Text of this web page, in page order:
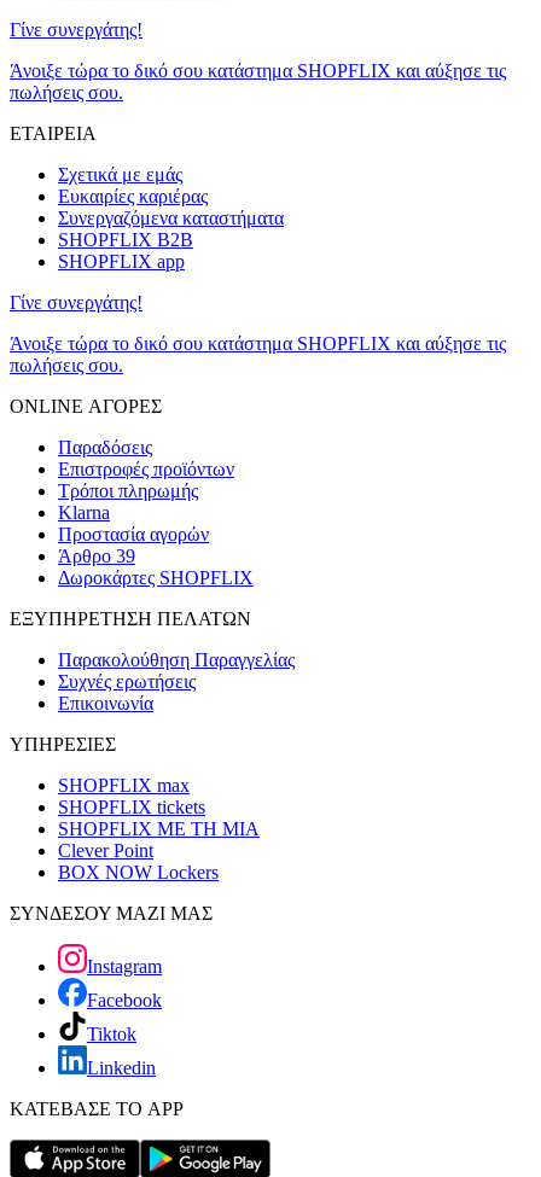
Γίνε συνεργάτης!
Άνοιξε τώρα το δικό σου κατάστημα SHOPFLIX και αύξησε τις
πωλήσεις σου.
ΕΤΑΙΡΕΙΑ
Σχετικά με εμάς
Ευκαιρίες καριέρας
Συνεργαζόμενα καταστήματα
SHOPFLIX B2B
SHOPFLIX app
Γίνε συνεργάτης!
Άνοιξε τώρα το δικό σου κατάστημα SHOPFLIX και αύξησε τις
πωλήσεις σου.
ONLINE ΑΓΟΡΕΣ
Παραδόσεις
Επιστροφές προϊόντων
Τρόποι πληρωμής
Klarna
Προστασία αγορών
Άρθρο 39
Δωροκάρτες SHOPFLIX
ΕΞΥΠΗΡΕΤΗΣΗ ΠΕΛΑΤΩΝ
Παρακολούθηση Παραγγελίας
Συχνές ερωτήσεις
Επικοινωνία
ΥΠΗΡΕΣΙΕΣ
SHOPFLIX max
SHOPFLIX tickets
SHOPFLIX ΜΕ ΤΗ ΜΙΑ
Clever Point
BOX NOW Lockers
ΣΥΝΔΕΣΟΥ ΜΑΖΙ ΜΑΣ
Instagram
Facebook
Tiktok
Linkedin
ΚΑΤΕΒΑΣΕ ΤΟ APP